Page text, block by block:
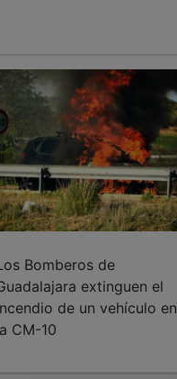
Bomberos de
extinguen el
de un vehículo en
CM-10